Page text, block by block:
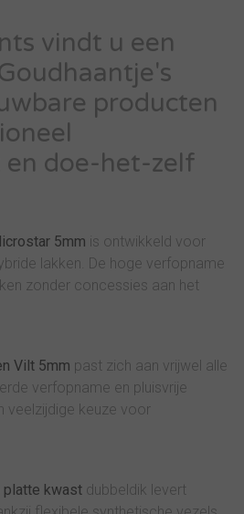
vindt u een
producten
en doe-het-zelf
5mm is ontwikkeld voor
lakken. De hoge verfopname
zonder concessies aan het
Vilt 5mm past zich aan vrijwel alle
verfopname en pluisvrije
veelzijdige keuze voor
platte kwast dubbeldik levert